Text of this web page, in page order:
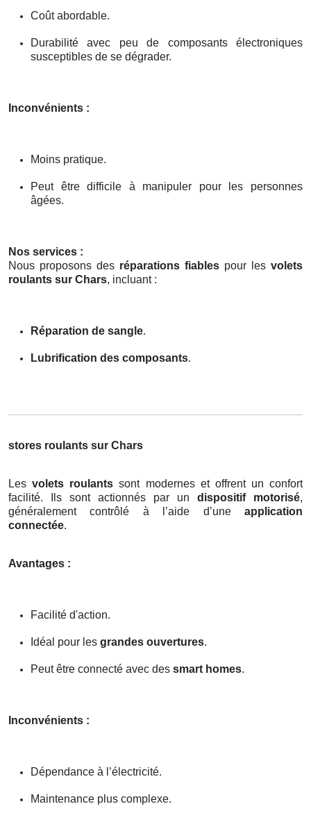
Coût abordable.
Durabilité avec peu de composants électroniques
susceptibles de se dégrader.
Inconvénients :
Moins pratique.
Peut être difficile à manipuler pour les personnes
âgées.
Nos services :
Nous proposons des réparations fiables pour les volets
roulants sur Chars, incluant :
Réparation de sangle.
Lubrification des composants.
stores roulants sur Chars
Lesvolets roulants sont modernes et offrent un confort
facilité. Ils sont actionnés par un dispositif motorisé,
généralement contrôlé à l’aide d’une application
connectée.
Avantages :
Facilité d'action.
Idéal pour les grandes ouvertures.
Peut être connecté avec des smart homes.
Inconvénients :
Dépendance à l’électricité.
Maintenance plus complexe.